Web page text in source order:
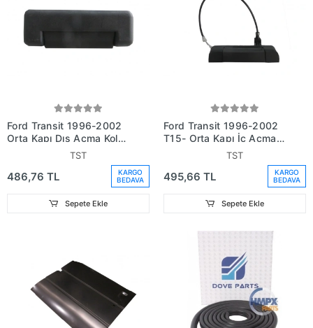
Ford Transit 1996-2002
Orta Kapı Dış Açma Kolu
Siyah (Teli İle Birlikte)
No:86Bv266A62Ad)
TST
486,76 TL
KARGO
BEDAVA
Sepete Ekle
Ford Transit 1996-2002
T15- Orta Kapı İç Açma
Kolu Siyah (Teli İle
86Bv266A62Ad)
TST
495,66 TL
KARGO
BEDAVA
Sepete Ekle